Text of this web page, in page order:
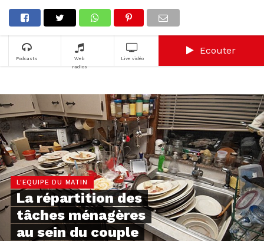
Podcasts
Web
radios
Live vidéo
Ecouter
L'EQUIPE DU MATIN
La répartition des
tâches ménagères
au sein du couple